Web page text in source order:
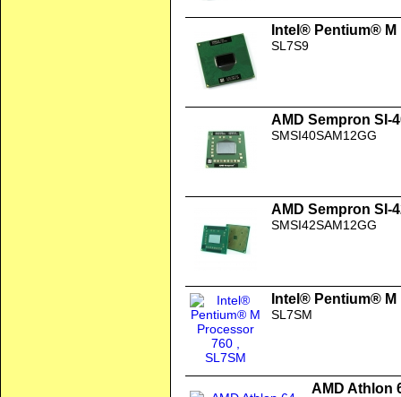
Intel® Pentium®
SL7S9
AMD Sempron SI-
SMSI40SAM12GG
AMD Sempron SI-
SMSI42SAM12GG
Intel® Pentium®
SL7SM
AMD Athlon